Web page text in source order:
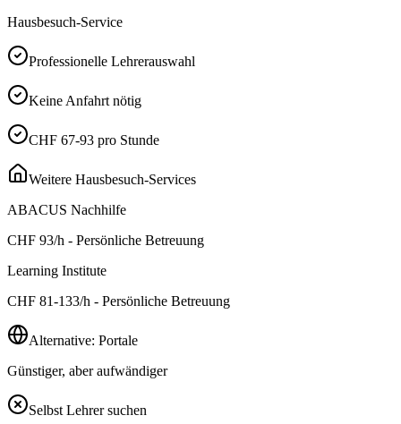
Hausbesuch-Service
Professionelle Lehrerauswahl
Keine Anfahrt nötig
CHF 67-93 pro Stunde
Weitere Hausbesuch-Services
ABACUS Nachhilfe
CHF 93/h - Persönliche Betreuung
Learning Institute
CHF 81-133/h - Persönliche Betreuung
Alternative: Portale
Günstiger, aber aufwändiger
Selbst Lehrer suchen